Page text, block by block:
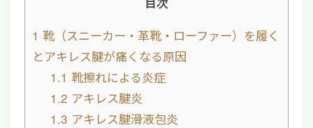
1 靴（スニーカー・革靴・ローファー）を履く
とアキレス腱が痛くなる原因
1.1 靴擦れによる炎症
1.2 アキレス腱炎
1.3 アキレス腱滑液包炎